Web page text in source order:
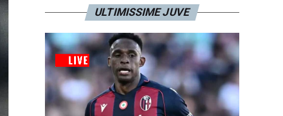
ULTIMISSIME JUVE